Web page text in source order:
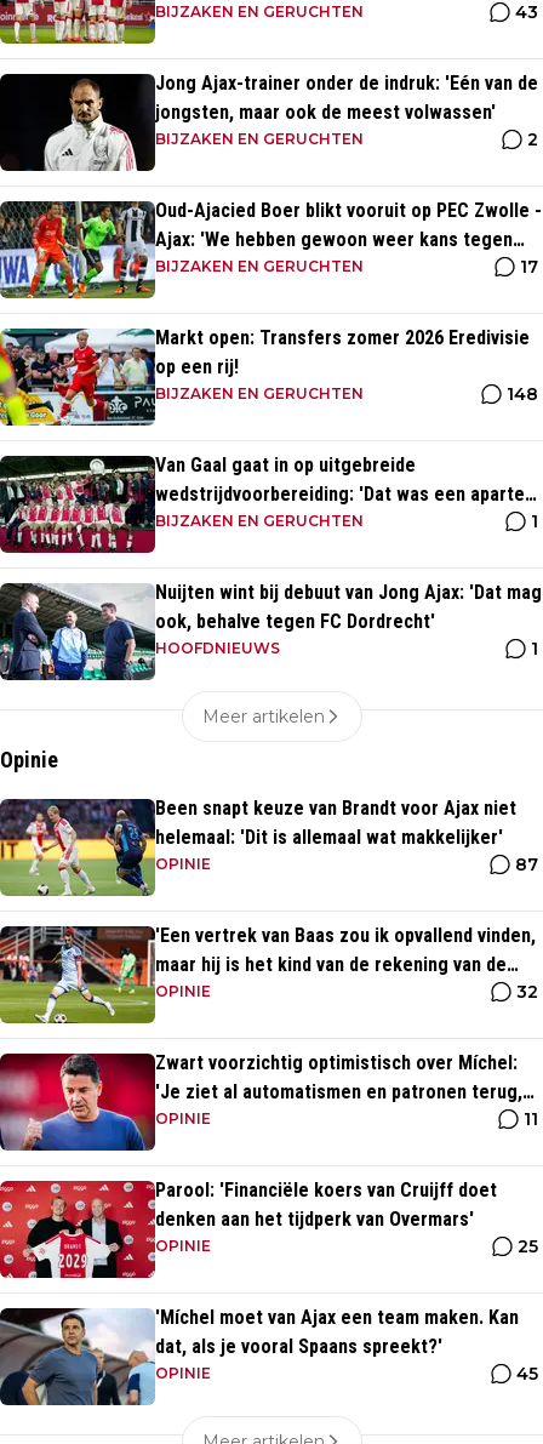
zege
BIJZAKEN EN GERUCHTEN 43
Jong Ajax-trainer onder de indruk: 'Eén van de
jongsten, maar ook de meest volwassen'
BIJZAKEN EN GERUCHTEN 2
Oud-Ajacied Boer blikt vooruit op PEC Zwolle -
Ajax: 'We hebben gewoon weer kans tegen
Ajax'
BIJZAKEN EN GERUCHTEN 17
Markt open: Transfers zomer 2026 Eredivisie
op een rij!
BIJZAKEN EN GERUCHTEN 148
Van Gaal gaat in op uitgebreide
wedstrijdvoorbereiding: 'Dat was een aparte
discipline, een ritme'
BIJZAKEN EN GERUCHTEN 1
Nuijten wint bij debuut van Jong Ajax: 'Dat mag
ook, behalve tegen FC Dordrecht'
HOOFDNIEUWS 1
Meer artikelen
Opinie
Been snapt keuze van Brandt voor Ajax niet
helemaal: 'Dit is allemaal wat makkelijker'
OPINIE 87
'Een vertrek van Baas zou ik opvallend vinden,
maar hij is het kind van de rekening van de
komst van Blind'
OPINIE 32
Zwart voorzichtig optimistisch over Míchel:
'Je ziet al automatismen en patronen terug,
maar...'
OPINIE 11
Parool: 'Financiële koers van Cruijff doet
denken aan het tijdperk van Overmars'
OPINIE 25
'Míchel moet van Ajax een team maken. Kan
dat, als je vooral Spaans spreekt?'
OPINIE 45